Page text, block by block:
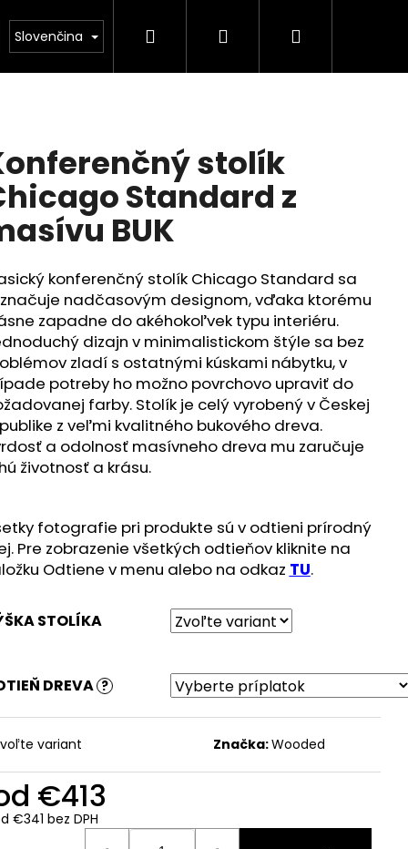
Zákazková výroba Odstíny
Slovenčina Hľadať PrihlásenieNákupný
stolík
Standard z
BUK
konferenčný stolík Chicago Standard sa
nadčasovým designom, vďaka ktorému
zapadne do akéhokoľvek typu interiéru.
dizajn v minimalistickom štýle sa bez
zladí s ostatnými kúskami nábytku, v
potreby ho možno povrchovo upraviť do
farby. Stolík je celý vyrobený v Českej
z veľmi kvalitného bukového dreva.
a odolnosť masívneho dreva mu zaručuje
životnosť a krásu.
fotografie pri produkte sú v odtieni prírodný
Pre zobrazenie všetkých odtieňov kliknite na
Odtiene v menu alebo na odkaz TU.
STOLÍKA
DREVA ?
variant Značka:Wooded
€413
€341 bez DPH